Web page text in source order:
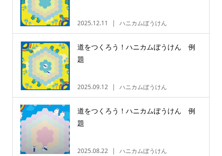
2025.12.11 ハニカムぼうけん
道をつくろう！ハニカムぼうけん 例
題
2025.09.12 ハニカムぼうけん
道をつくろう！ハニカムぼうけん 例
題
2025.08.22 ハニカムぼうけん